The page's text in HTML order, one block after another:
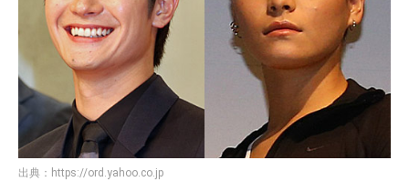
出典： https://ord.yahoo.co.jp